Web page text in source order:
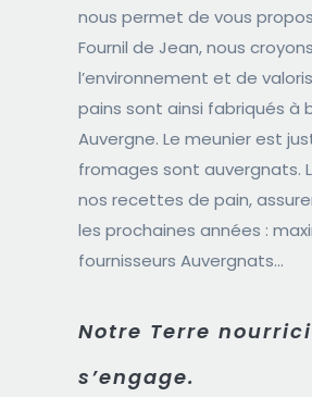
nous permet de vous
Fournil de Jean, nous
l’environnement et de
pains sont ainsi fabriqués à
Auvergne. Le meunier est
fromages sont auvergnats.
nos recettes de pain,
les prochaines années :
fournisseurs Auvergnats…
Notre Terre
s’engage.